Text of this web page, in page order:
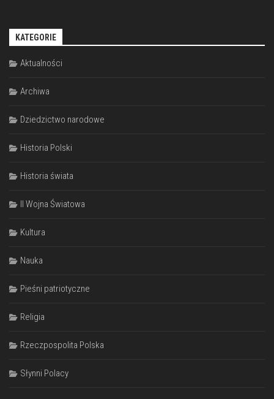
KATEGORIE
Aktualności
Archiwa
Dziedzictwo narodowe
Historia Polski
Historia świata
II Wojna Światowa
Kultura
Nauka
Pieśni patriotyczne
Religia
Rzeczpospolita Polska
Słynni Polacy